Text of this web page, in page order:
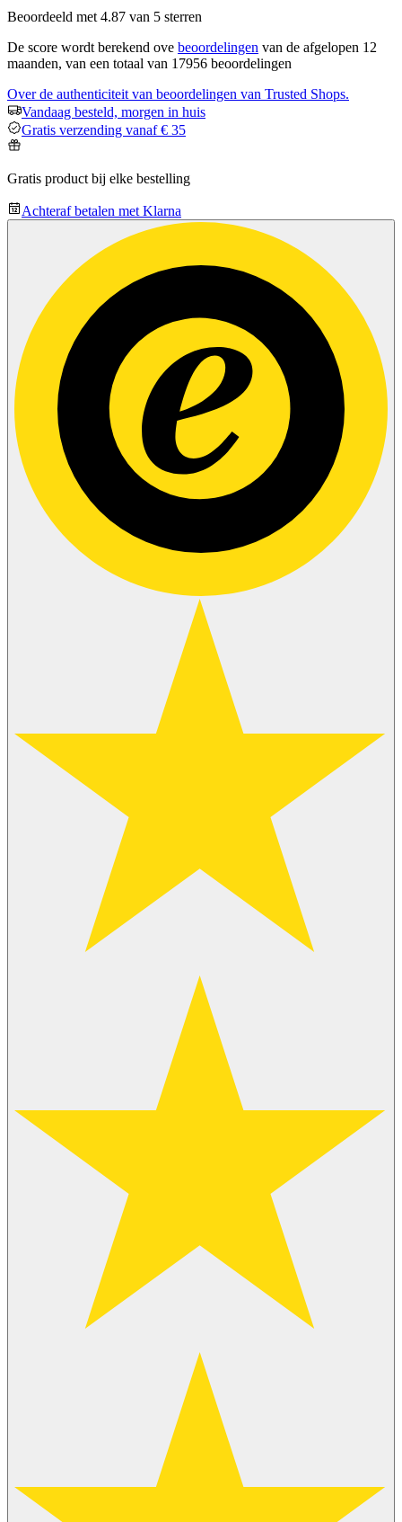
Beoordeeld met 4.87 van 5 sterren
De score wordt berekend ove beoordelingen van de afgelopen 12
maanden, van een totaal van 17956 beoordelingen
Over de authenticiteit van beoordelingen van Trusted Shops.
Vandaag besteld, morgen in huis
Gratis verzending vanaf € 35
Gratis product bij elke bestelling
Achteraf betalen met Klarna